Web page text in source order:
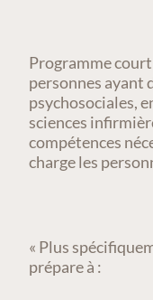
Programme
personnes ayant
psychosociales,
sciences
compétences
charge les
« Plus
prépare à :